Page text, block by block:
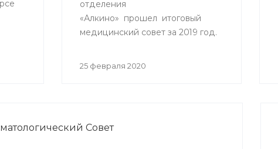
отделения
«Алкино» прошел итоговый
медицинский совет за 2019 год.
25 февраля 2020
Совет